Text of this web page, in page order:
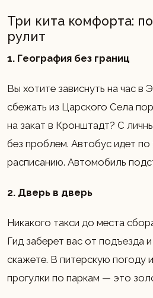
Три кита комфорта:
рулит
1. География без границ
Вы хотите зависнуть на час в
сбежать из Царского Села
на закат в Кронштадт? С
без проблем. Автобус идет
расписанию. Автомобиль
2. Дверь в дверь
Никакого такси до места
Гид заберет вас от подъезда
скажете. В питерскую погоду
прогулки по паркам — это